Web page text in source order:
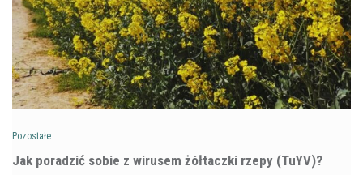
Pozostałe
​Jak poradzić sobie z wirusem żółtaczki rzepy (TuYV)?